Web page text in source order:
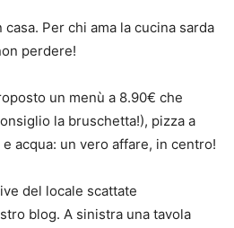
casa. Per chi ama la cucina sarda
perdere!
un menù a 8.90€ che
la bruschetta!), pizza a
acqua: un vero affare, in centro!
del locale scattate
blog. A sinistra una tavola